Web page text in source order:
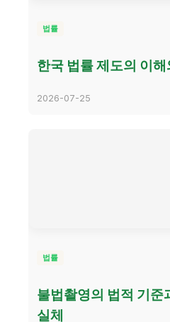
법률
한국 법률 제도의 이
2026-07-25
법률
불법촬영의 법적 기준
실체